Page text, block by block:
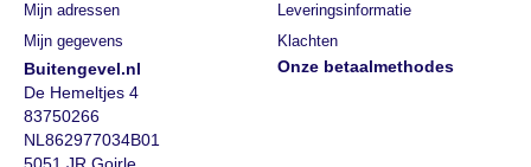
Buitengevel.nl
De Hemeltjes 4
83750266
NL862977034B01
Onze betaalmethodes
Mijn adressen
Mijn gegevens
Leveringsinformatie
Klachten